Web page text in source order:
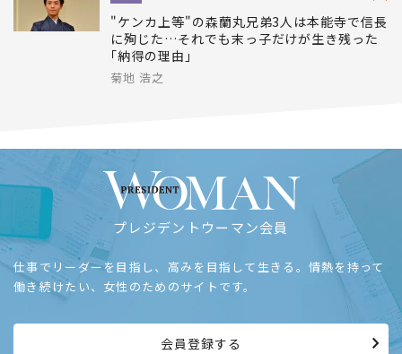
"ケンカ上等"の森蘭丸兄弟3人は本能寺で信長
に殉じた…それでも末っ子だけが生き残った
｢納得の理由｣
菊地 浩之
プレジデントウーマン会員
仕事でリーダーを目指し、高みを目指して生きる。情熱を持って
働き続けたい、女性のためのサイトです。
会員登録する